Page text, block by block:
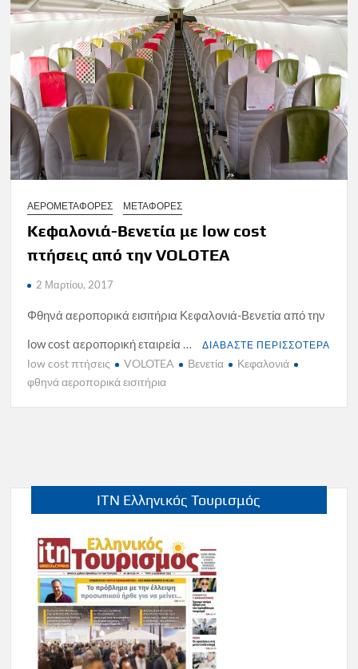
ΑΕΡΟΜΕΤΑΦΟΡΕΣ ΜΕΤΑΦΟΡΕΣ
Κεφαλονιά-Βενετία με low cost
πτήσεις από την VOLOTEA
2 Μαρτίου, 2017
Φθηνά αεροπορικά εισιτήρια Κεφαλονιά-Βενετία από την
low cost αεροπορική εταιρεία …
ΔΙΑΒΑΣΤΕ ΠΕΡΙΣΣΟΤΕΡΑ
low cost πτήσεις VOLOTEA Βενετία
Κεφαλονιά
φθηνά αεροπορικά εισιτήρια
ITN Ελληνικός Τουρισμός